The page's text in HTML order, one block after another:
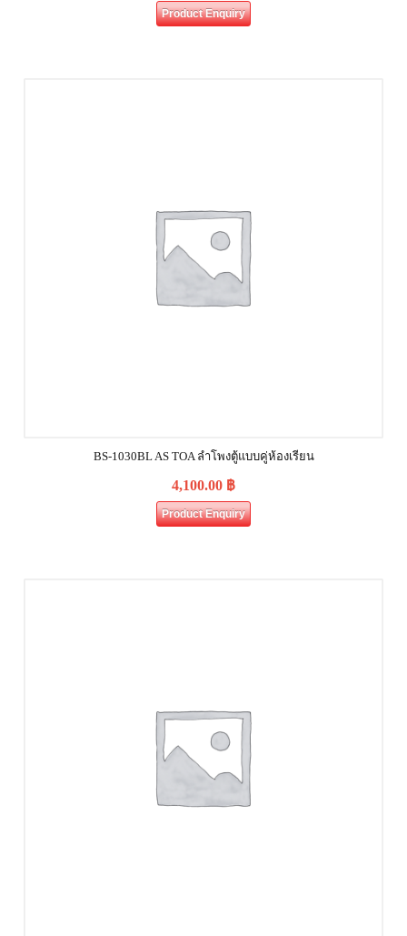
Product Enquiry
BS-1030BL AS TOA ลำโพงตู้แบบคู่ห้องเรียน
4,100.00 ฿
Product Enquiry